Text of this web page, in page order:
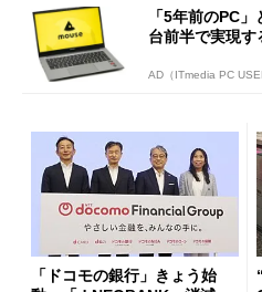
「5年前のPC
台前半で実現す
AD（ITmedia PC
「ドコモの銀行」きょう始